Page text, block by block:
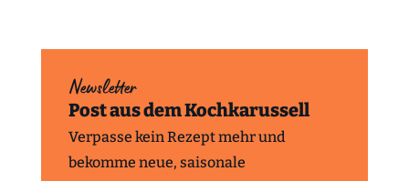
Newsletter
Post aus dem Kochkarussell
Verpasse kein Rezept mehr und
bekomme neue, saisonale